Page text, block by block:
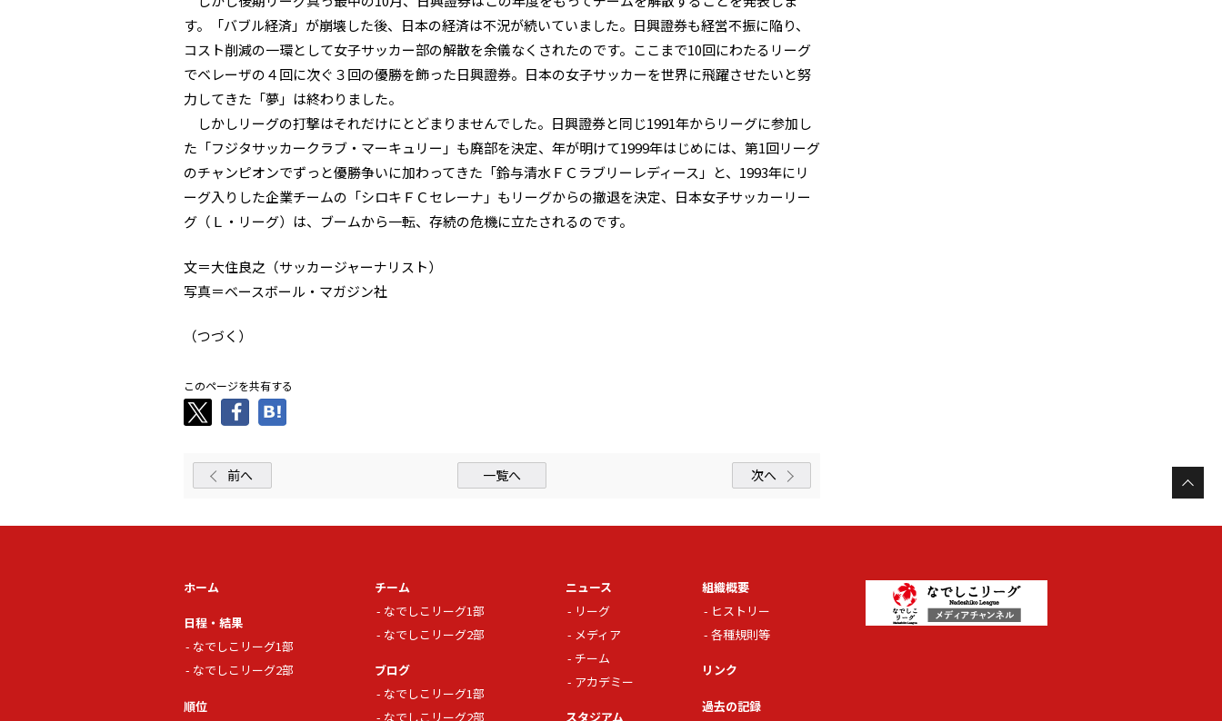
す。「バブル経済」が崩壊した後、日本の経済は不況が続いていました。日興證券も経営不振に陥り、
コスト削減の一環として女子サッカー部の解散を余儀なくされたのです。ここまで10回にわたるリーグ
でベレーザの４回に次ぐ３回の優勝を飾った日興證券。日本の女子サッカーを世界に飛躍させたいと努
力してきた「夢」は終わりました。
しかしリーグの打撃はそれだけにとどまりませんでした。日興證券と同じ1991年からリーグに参加し
た「フジタサッカークラブ・マーキュリー」も廃部を決定、年が明けて1999年はじめには、第1回リーグ
のチャンピオンでずっと優勝争いに加わってきた「鈴与清水ＦＣラブリーレディース」と、1993年にリ
ーグ入りした企業チームの「シロキＦＣセレーナ」もリーグからの撤退を決定、日本女子サッカーリー
グ（Ｌ・リーグ）は、ブームから一転、存続の危機に立たされるのです。
文＝大住良之（サッカージャーナリスト）
写真＝ベースボール・マガジン社
（つづく）
このページを共有する
前へ 一覧へ 次へ
ホーム
日程・結果
なでしこリーグ1部
なでしこリーグ2部
順位
チーム
なでしこリーグ1部
なでしこリーグ2部
ブログ
なでしこリーグ1部
なでしこリーグ2部
ニュース
リーグ
メディア
チーム
アカデミー
スタジアム
組織概要
ヒストリー
各種規則等
リンク
過去の記録